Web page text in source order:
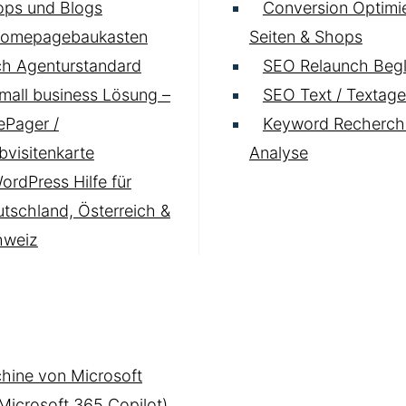
und Blogs
Agenturstandard
business Lösung –
/
Hilfe für
Österreich &
Conversion
Seiten & Shops
SEO Relaunch
SEO Text /
Keyword
Analyse
von Microsoft